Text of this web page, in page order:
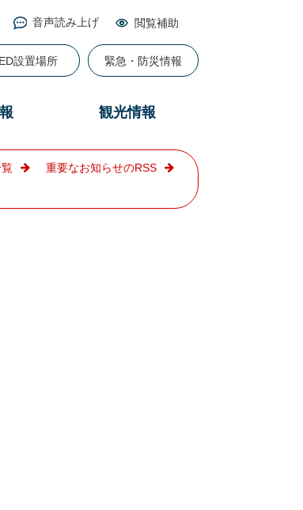
音声読み上げ 閲覧補助
設置場所 緊急・防災情報
観光情報
重要なお知らせのRSS